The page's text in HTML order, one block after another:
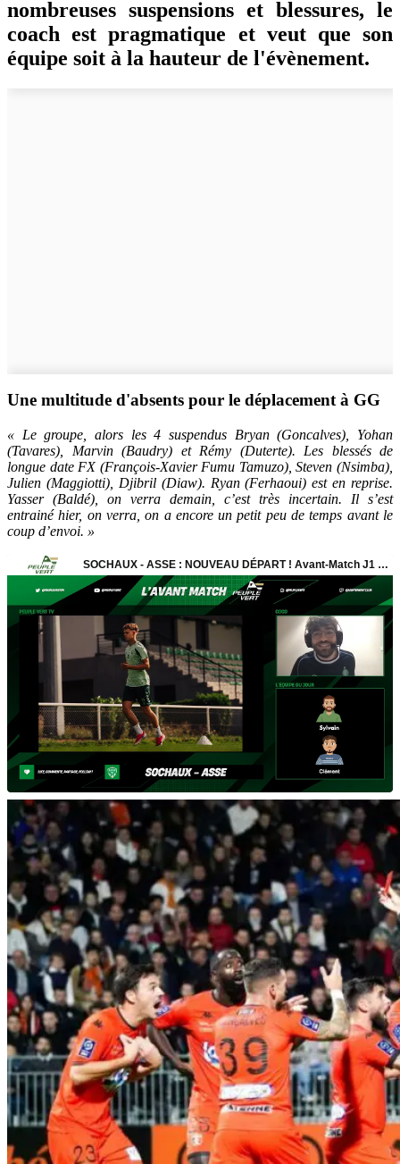
nombreuses suspensions et blessures, le
coach est pragmatique et veut que son
équipe soit à la hauteur de l'évènement.
Une multitude d'absents pour le déplacement à GG
« Le groupe, alors les 4 suspendus Bryan (Goncalves), Yohan
(Tavares), Marvin (Baudry) et Rémy (Duterte). Les blessés de
longue date FX (François-Xavier Fumu Tamuzo), Steven (Nsimba),
Julien (Maggiotti), Djibril (Diaw). Ryan (Ferhaoui) est en reprise.
Yasser (Baldé), on verra demain, c’est très incertain. Il s’est
entrainé hier, on verra, on a encore un petit peu de temps avant le
coup d’envoi. »